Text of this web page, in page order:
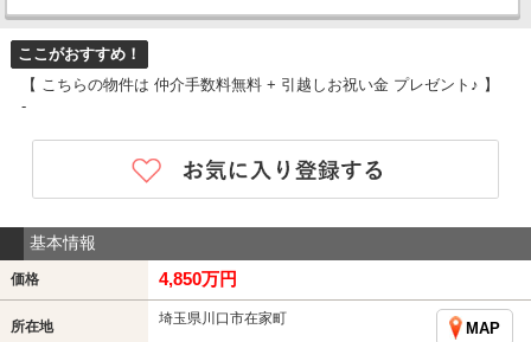
ここがおすすめ！
【 こちらの物件は 仲介手数料無料 + 引越しお祝い金 プレゼント♪ 】
-
基本情報
価格 4,850万円
所在地 埼玉県川口市在家町
MAP